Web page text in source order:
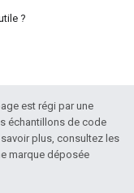
?
est régi par une
échantillons de code
savoir plus, consultez les
marque déposée